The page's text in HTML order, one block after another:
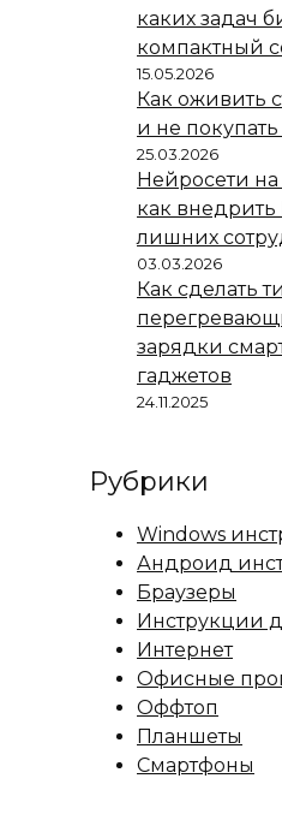
каких задач
компактный
15.05.2026
Как оживить
и не
25.03.2026
Нейросети на
как
лишних
03.03.2026
Как сделать
зарядки
гаджетов
24.11.2025
Рубрики
Windows
Андроид
Браузеры
Инструкции
Интернет
Офисные
Оффтоп
Планшеты
Смартфоны